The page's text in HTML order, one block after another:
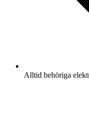
Alltid behöriga